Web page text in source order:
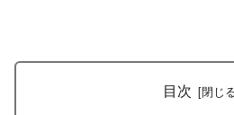
目次